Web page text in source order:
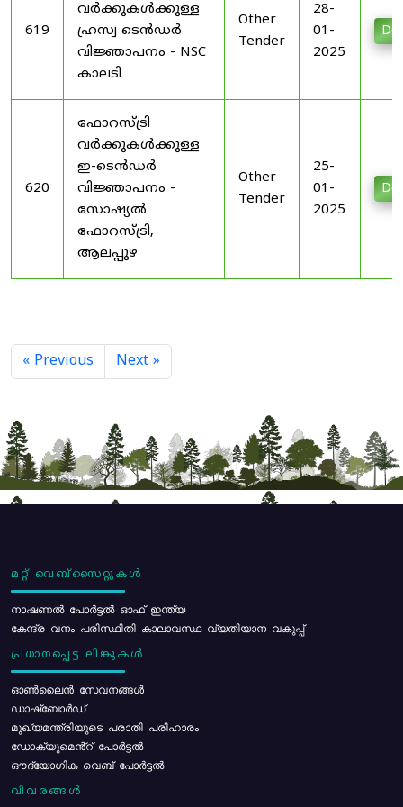
619
വർക്കുകൾക്കുള്ള
ഹ്രസ്വ ടെൻഡർ
വിജ്ഞാപനം - NSC
കാലടി
Other
Tender
28-
01-
2025
620
ഫോറസ്ട്രി
വർക്കുകൾക്കുള്ള
ഇ-ടെൻഡർ
വിജ്ഞാപനം -
സോഷ്യൽ
ഫോറസ്ട്രി,
ആലപ്പുഴ
Other
Tender
25-
01-
2025
« Previous Next »
മറ്റ് വെബ്സൈറ്റുകൾ
നാഷണൽ പോർട്ടൽ ഓഫ് ഇന്ത്യ
കേന്ദ്ര വനം പരിസ്ഥിതി കാലാവസ്ഥ വ്യതിയാന വകുപ്പ്
പ്രധാനപ്പെട്ട ലിങ്കുകൾ
ഓൺലൈൻ സേവനങ്ങൾ
ഡാഷ്ബോർഡ്
മുഖ്യമന്ത്രിയുടെ പരാതി പരിഹാരം
ഡോക്യുമെൻ്റ് പോർട്ടൽ
ഔദ്യോഗിക വെബ് പോർട്ടൽ
വിവരങ്ങൾ